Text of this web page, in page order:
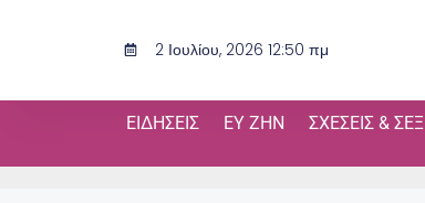
2 Ιουλίου, 2026 12:50 πμ
ΕΙΔΉΣΕΙΣ ΕΥ ΖΗΝ ΣΧΈΣΕΙΣ & ΣΕΞ